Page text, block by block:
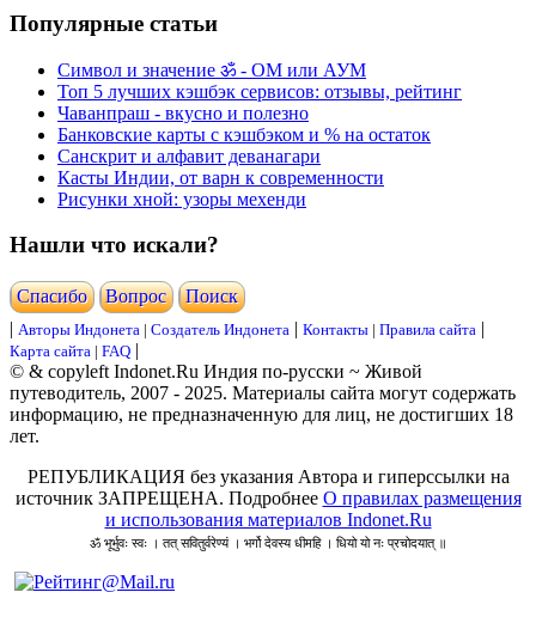
Популярные статьи
Символ и значение ॐ - ОМ или АУМ
Топ 5 лучших кэшбэк сервисов: отзывы, рейтинг
Чаванпраш - вкусно и полезно
Банковские карты с кэшбэком и % на остаток
Санскрит и алфавит деванагари
Касты Индии, от варн к современности
Рисунки хной: узоры мехенди
Нашли что искали?
Cпасибо Вопрос
Поиск
| Авторы Индонета | Создатель Индонета | Контакты | Правила сайта |
Карта сайта | FAQ |
© & copyleft Indonet.Ru Индия по-русски ~ Живой
путеводитель, 2007 - 2025. Материалы сайта могут содержать
информацию, не предназначенную для лиц, не достигших 18
лет.
РЕПУБЛИКАЦИЯ без указания Автора и гиперссылки на
источник ЗАПРЕЩЕНА. Подробнее О правилах размещения
и использования материалов Indonet.Ru
ॐ भूर्भुवः स्वः । तत् सवितुर्वरेण्यं । भर्गो देवस्य धीमहि । धियो यो नः प्रचोदयात् ॥